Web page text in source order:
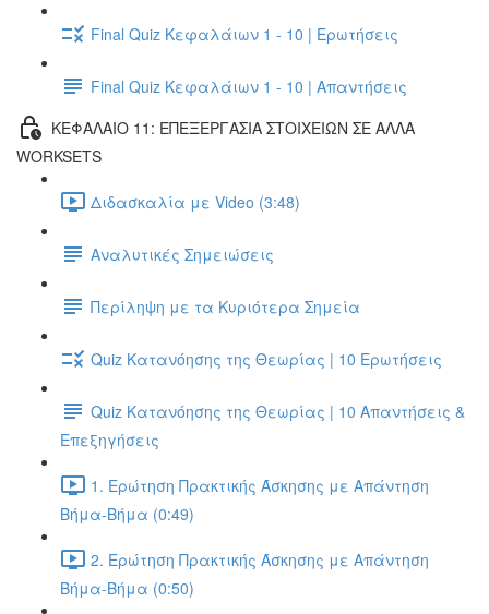
Final Quiz Κεφαλάιων 1 - 10 | Ερωτήσεις
Final Quiz Κεφαλάιων 1 - 10 | Απαντήσεις
ΚΕΦΑΛΑΙΟ 11: ΕΠΕΞΕΡΓΑΣΙΑ ΣΤΟΙΧΕΙΩΝ ΣΕ ΑΛΛΑ
WORKSETS
Διδασκαλία με Video (3:48)
Αναλυτικές Σημειώσεις
Περίληψη με τα Κυριότερα Σημεία
Quiz Κατανόησης της Θεωρίας | 10 Ερωτήσεις
Quiz Κατανόησης της Θεωρίας | 10 Απαντήσεις &
Επεξηγήσεις
1. Ερώτηση Πρακτικής Άσκησης με Απάντηση
Βήμα-Βήμα (0:49)
2. Ερώτηση Πρακτικής Άσκησης με Απάντηση
Βήμα-Βήμα (0:50)